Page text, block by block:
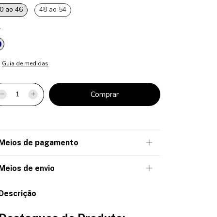
ao 46 48 ao 54
Guia de medidas
de pagamento
de envio